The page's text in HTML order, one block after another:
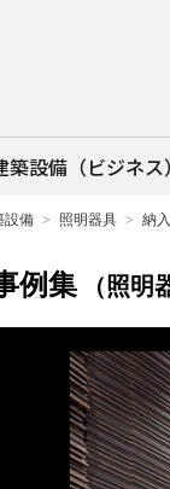
築設備（ビジネス）
設備 照明器具 納
例集 （照明